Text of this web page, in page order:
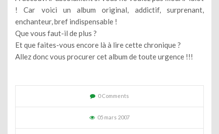
! Car voici un album original, addictif, surprenant,
enchanteur, bref indispensable !
Que vous faut-il de plus ?
Et que faites-vous encore là à lire cette chronique ?
Allez donc vous procurer cet album de toute urgence !!!
0 Comments
05 mars 2007